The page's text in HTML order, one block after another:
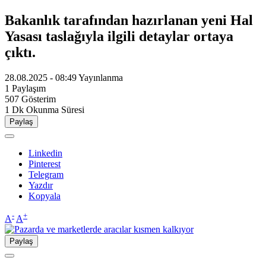
Bakanlık tarafından hazırlanan yeni Hal
Yasası taslağıyla ilgili detaylar ortaya
çıktı.
28.08.2025 - 08:49Yayınlanma
1 Paylaşım
507 Gösterim
1 Dk Okunma Süresi
Paylaş
Linkedin
Pinterest
Telegram
Yazdır
Kopyala
A- A+
Paylaş